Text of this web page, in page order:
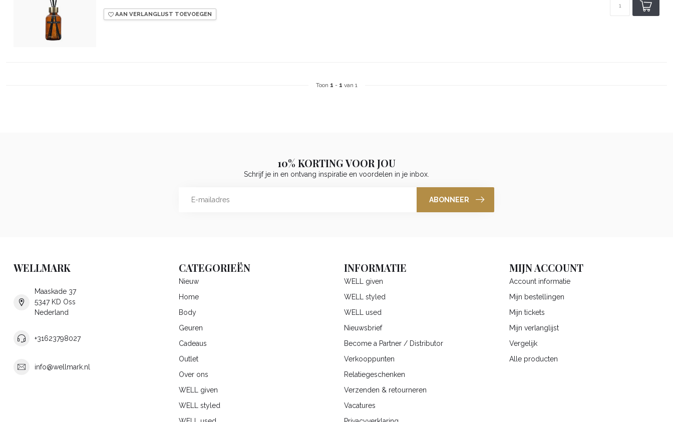
AAN VERLANGLIJST TOEVOEGEN
Toon 1 - 1 van 1
10% KORTING VOOR JOU
Schrijf je in en ontvang inspiratie en voordelen in je inbox.
ABONNEER
WELLMARK
Maaskade 37
5347 KD Oss
Nederland
+31623798027
info@wellmark.nl
CATEGORIEËN
Nieuw
Home
Body
Geuren
Cadeaus
Outlet
Over ons
WELL given
WELL styled
INFORMATIE
WELL given
WELL styled
WELL used
Nieuwsbrief
Become a Partner / Distributor
Verkooppunten
Relatiegeschenken
Verzenden & retourneren
Vacatures
MIJN ACCOUNT
Account informatie
Mijn bestellingen
Mijn tickets
Mijn verlanglijst
Vergelijk
Alle producten